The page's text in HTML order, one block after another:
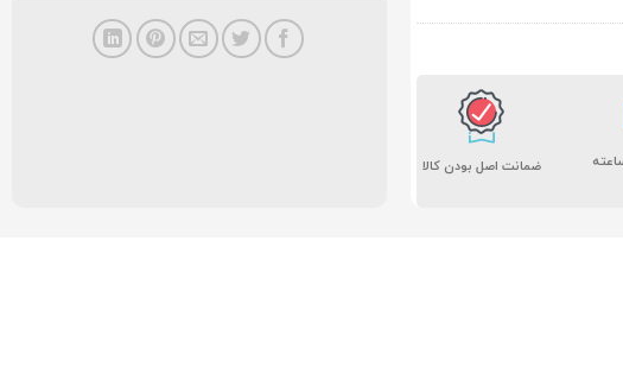
ضمانت اصل بودن کالا